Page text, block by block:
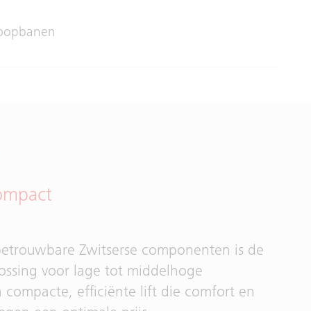
Zwitserse componenten is de
voor lage tot middelhoge
efficiënte lift die comfort en